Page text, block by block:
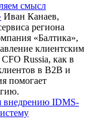
смысл
Иван Канаев,
региона
«Балтика»,
клиентским
Russia, как в
в B2B и
помогает
внедрению IDMS-